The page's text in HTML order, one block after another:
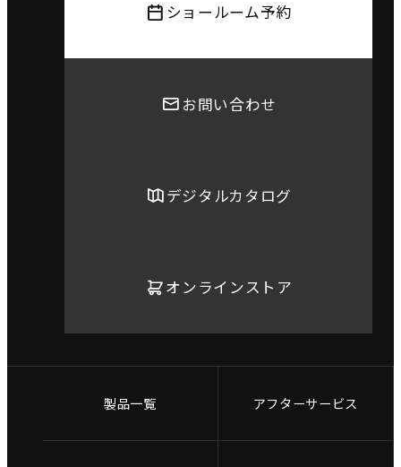
ショールーム予約
お問い合わせ
デジタルカタログ
オンラインストア
製品一覧 アフターサービス